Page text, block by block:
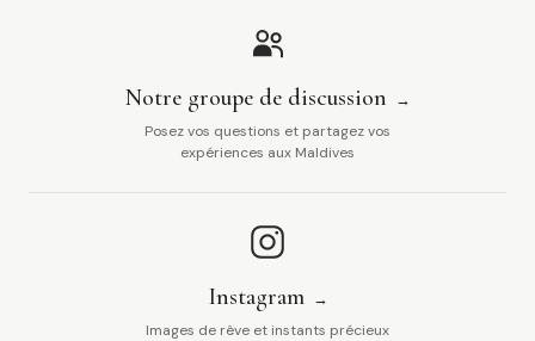
Notre groupe de discussion
Posez vos questions et partagez vos
expériences aux Maldives
Instagram
Images de rêve et instants précieux